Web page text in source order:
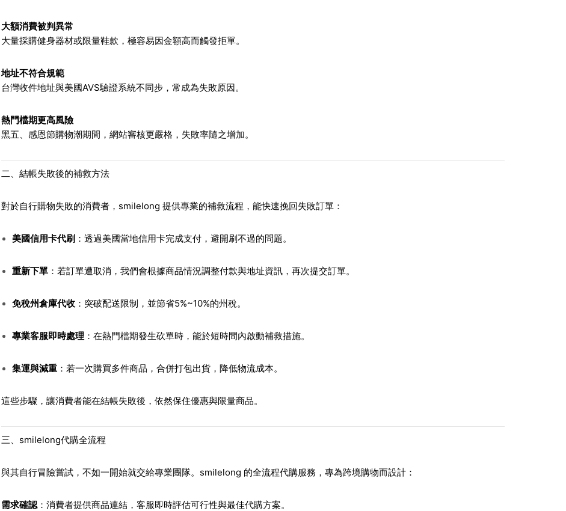
大額消費被判異常
大量採購健身器材或限量鞋款，極容易因金額高而觸發拒單。
地址不符合規範
台灣收件地址與美國AVS驗證系統不同步，常成為失敗原因。
熱門檔期更高風險
黑五、感恩節購物潮期間，網站審核更嚴格，失敗率隨之增加。
二、結帳失敗後的補救方法
對於自行購物失敗的消費者，smilelong 提供專業的補救流程，能快速挽回失敗訂單：
美國信用卡代刷：透過美國當地信用卡完成支付，避開刷不過的問題。
重新下單：若訂單遭取消，我們會根據商品情況調整付款與地址資訊，再次提交訂單。
免稅州倉庫代收：突破配送限制，並節省5%~10%的州稅。
專業客服即時處理：在熱門檔期發生砍單時，能於短時間內啟動補救措施。
集運與減重：若一次購買多件商品，合併打包出貨，降低物流成本。
這些步驟，讓消費者能在結帳失敗後，依然保住優惠與限量商品。
三、smilelong代購全流程
與其自行冒險嘗試，不如一開始就交給專業團隊。smilelong 的全流程代購服務，專為跨境購物而設計：
需求確認：消費者提供商品連結，客服即時評估可行性與最佳代購方案。